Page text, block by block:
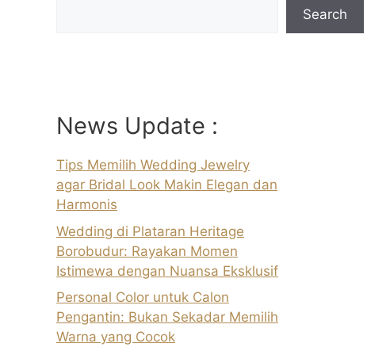
Search
News Update :
Tips Memilih Wedding Jewelry
agar Bridal Look Makin Elegan dan
Harmonis
Wedding di Plataran Heritage
Borobudur: Rayakan Momen
Istimewa dengan Nuansa Eksklusif
Personal Color untuk Calon
Pengantin: Bukan Sekadar Memilih
Warna yang Cocok